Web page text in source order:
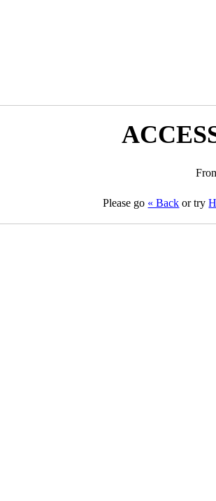
Please go « Back or try